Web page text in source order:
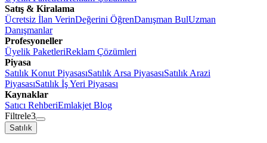
Satış & Kiralama
Ücretsiz İlan VerinDeğerini ÖğrenDanışman BulUzman
Danışmanlar
Profesyoneller
Üyelik PaketleriReklam Çözümleri
Piyasa
Satılık Konut PiyasasıSatılık Arsa PiyasasıSatılık Arazi
PiyasasıSatılık İş Yeri Piyasası
Kaynaklar
Satıcı RehberiEmlakjet Blog
Filtrele3
Satılık